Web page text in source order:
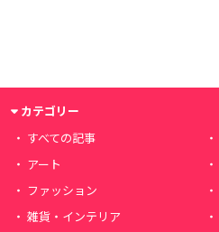
カテゴリー
すべての記事
アート
ファッション
雑貨・インテリア